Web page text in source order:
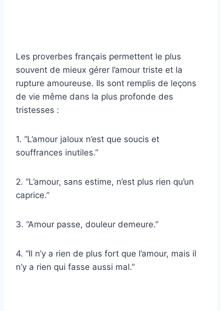
Les proverbes français permettent le plus
souvent de mieux gérer l’amour triste et la
rupture amoureuse. Ils sont remplis de leçons
de vie même dans la plus profonde des
tristesses :
1. “L’amour jaloux n’est que soucis et
souffrances inutiles.”
2. “L’amour, sans estime, n’est plus rien qu’un
caprice.”
3. “Amour passe, douleur demeure.”
4. “Il n’y a rien de plus fort que l’amour, mais il
n’y a rien qui fasse aussi mal.”